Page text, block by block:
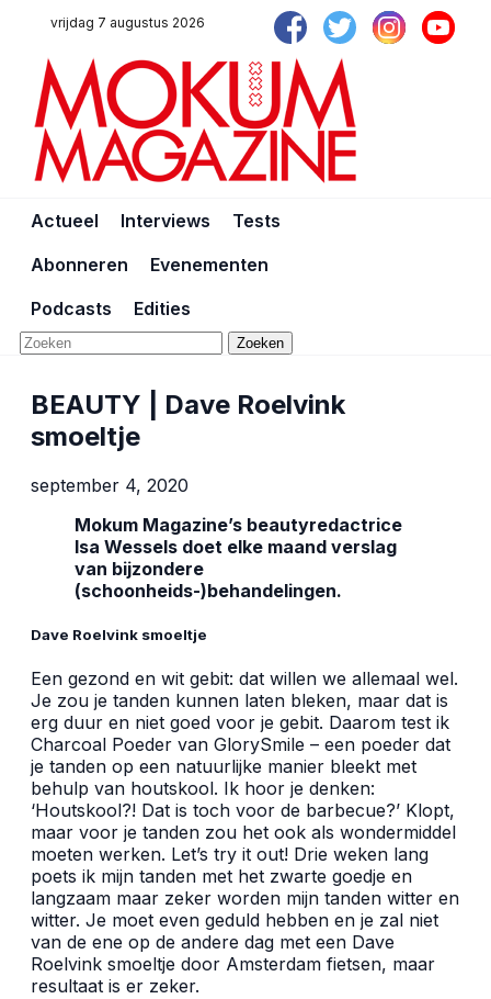
vrijdag 7 augustus 2026
Actueel Interviews
Tests
Abonneren
Evenementen
Podcasts
Edities
Zoeken
BEAUTY | Dave Roelvink
smoeltje
september 4, 2020
Mokum Magazine’s beautyredactrice
Isa Wessels doet elke maand verslag
van bijzondere
(schoonheids-)behandelingen.
Dave Roelvink smoeltje
Een gezond en wit gebit: dat willen we allemaal wel.
Je zou je tanden kunnen laten bleken, maar dat is
erg duur en niet goed voor je gebit. Daarom test ik
Charcoal Poeder van GlorySmile – een poeder dat
je tanden op een natuurlijke manier bleekt met
behulp van houtskool. Ik hoor je denken:
‘Houtskool?! Dat is toch voor de barbecue?’ Klopt,
maar voor je tanden zou het ook als wondermiddel
moeten werken. Let’s try it out! Drie weken lang
poets ik mijn tanden met het zwarte goedje en
langzaam maar zeker worden mijn tanden witter en
witter. Je moet even geduld hebben en je zal niet
van de ene op de andere dag met een Dave
Roelvink smoeltje door Amsterdam fietsen, maar
resultaat is er zeker.